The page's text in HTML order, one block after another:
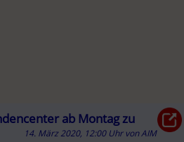
ab Montag zu
14. März 2020, 12:00 Uhr vonAIM